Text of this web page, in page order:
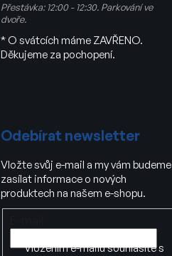
Přestávka: 12:00 - 12:30. Parkování ve
dvoře.
* O svátcích máme ZAVŘENO.
Děkujeme za pochopení.
Odebírat newsletter
Vložte svůj e-mail a my vám budeme
zasílat informace o nových
produktech na našem e-shopu.
Vložením e-mailu souhlasíte s